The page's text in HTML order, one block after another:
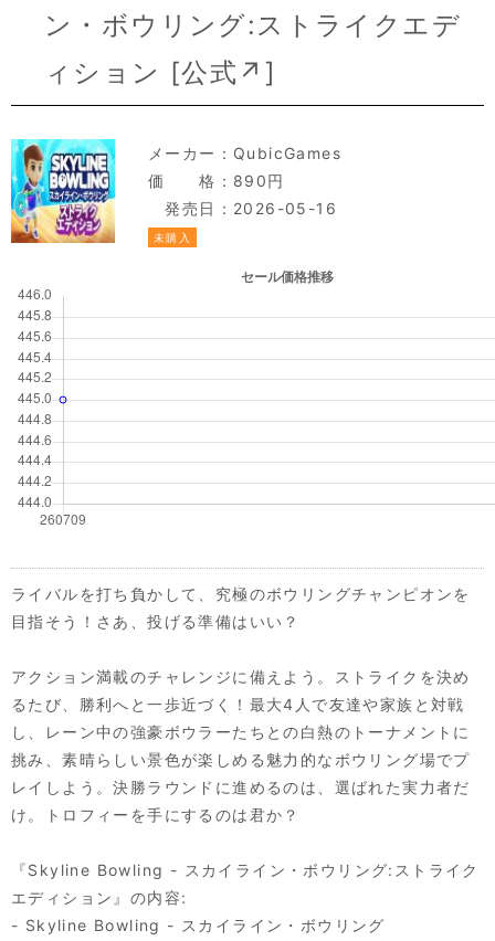
ン・ボウリング:ストライクエデ
ィション [公式↗ ]
メーカー： QubicGames
価 格：890円
発売日：2026-05-16
未購入
ライバルを打ち負かして、究極のボウリングチャンピオンを
目指そう！さあ、投げる準備はいい？
アクション満載のチャレンジに備えよう。ストライクを決め
るたび、勝利へと一歩近づく！最大4人で友達や家族と対戦
し、レーン中の強豪ボウラーたちとの白熱のトーナメントに
挑み、素晴らしい景色が楽しめる魅力的なボウリング場でプ
レイしよう。決勝ラウンドに進めるのは、選ばれた実力者だ
け。トロフィーを手にするのは君か？
『Skyline Bowling - スカイライン・ボウリング:ストライク
エディション』の内容:
- Skyline Bowling - スカイライン・ボウリング